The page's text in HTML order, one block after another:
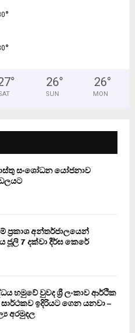
°
°
° 26°
SUN
26°
MON
සංශෝධන යෝජනාව
ප්‍රකාශ අන්තර්ජාලයෙන්
ජූලි 7 දක්වා දීර්ඝ කෙරේ
හමුවේ වුවද ශ්‍රී ලංකාව ආර්ථික
ඉදිරියට ගෙන යනවා –
අරමුදල